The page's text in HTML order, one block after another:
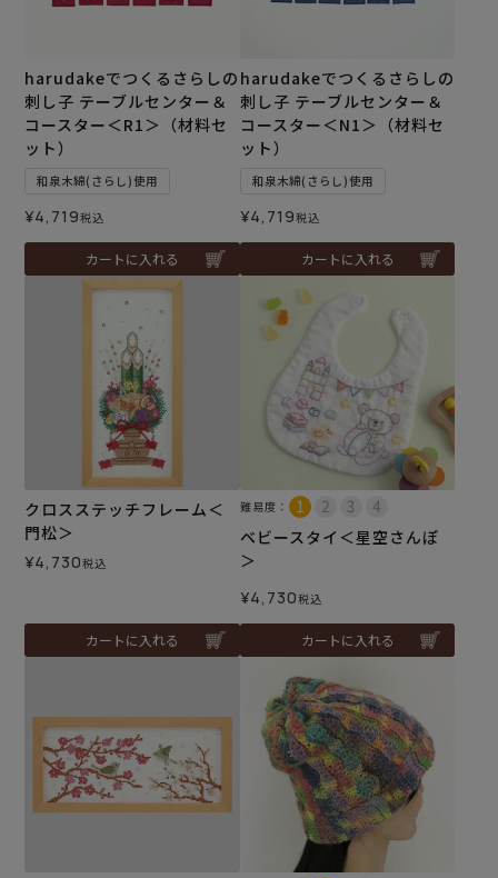
harudakeでつくるさらしの
刺し子 テーブルセンター＆
コースター＜R1＞（材料セ
ット）
和泉木綿(さらし)使用
¥4,719税込
カートに入れる
harudakeでつくるさらしの
刺し子 テーブルセンター＆
コースター＜N1＞（材料セ
ット）
和泉木綿(さらし)使用
¥4,719税込
カートに入れる
クロスステッチフレーム＜
門松＞
¥4,730税込
カートに入れる
難易度：
ベビースタイ＜星空さんぽ
＞
¥4,730税込
カートに入れる